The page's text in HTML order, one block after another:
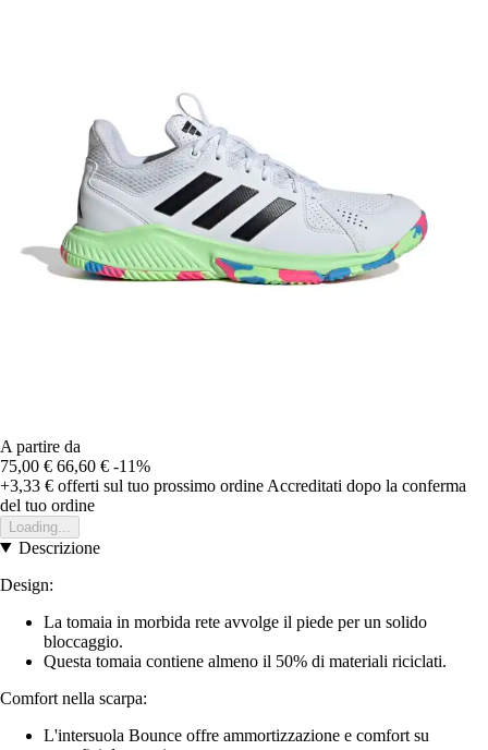
A partire da
75,00 € 66,60 € -11%
+3,33 € offerti sul tuo prossimo ordine Accreditati dopo la conferma
del tuo ordine
Loading...
Descrizione
Design:
La tomaia in morbida rete avvolge il piede per un solido
bloccaggio.
Questa tomaia contiene almeno il 50% di materiali riciclati.
Comfort nella scarpa:
L'intersuola Bounce offre ammortizzazione e comfort su